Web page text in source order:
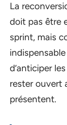
La
doit pas être
sprint, mais
d’anticiper
rester ouvert
présentent.